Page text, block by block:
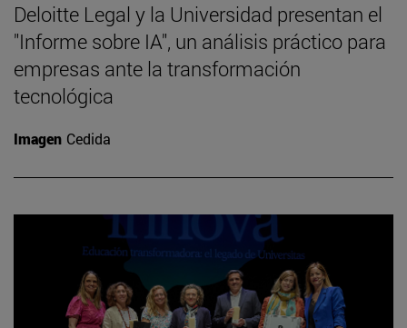
Deloitte Legal y la Universidad presentan el
"Informe sobre IA", un análisis práctico para
empresas ante la transformación
tecnológica
Imagen Cedida